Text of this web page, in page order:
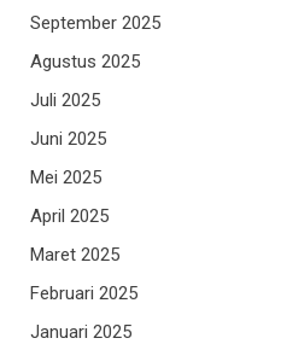
September 2025
Agustus 2025
Juli 2025
Juni 2025
Mei 2025
April 2025
Maret 2025
Februari 2025
Januari 2025